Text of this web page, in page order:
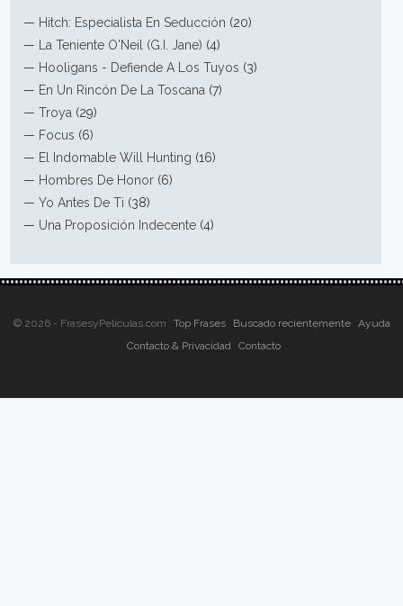
— Hitch: Especialista En Seducción (20)
—
La Teniente O'Neil (G.I. Jane) (4)
— Hooligans - Defiende A Los Tuyos (3)
— En Un Rincón De La Toscana (7)
—Troya (29)
— Focus (6)
— El Indomable Will Hunting (16)
— Hombres De Honor (6)
—Yo Antes De Ti (38)
— Una Proposición Indecente (4)
© 2026 - FrasesyPeliculas.com Top Frases Buscado recientemente
Ayuda
Contacto & Privacidad
Contacto